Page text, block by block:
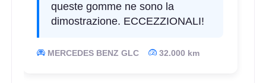
queste gomme ne sono la
dimostrazione. ECCEZZIONALI!
MERCEDES BENZ GLC 32.000 km